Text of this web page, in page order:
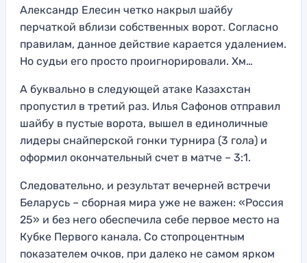
Александр Елесин четко накрыл шайбу
перчаткой вблизи собственных ворот. Согласно
правилам, данное действие карается удалением.
Но судьи его просто проигнорировали. Хм…
А буквально в следующей атаке Казахстан
пропустил в третий раз. Илья Сафонов отправил
шайбу в пустые ворота, вышел в единоличные
лидеры снайперской гонки турнира (3 гола) и
оформил окончательный счет в матче – 3:1.
Следовательно, и результат вечерней встречи
Беларусь – сборная мира уже не важен: «Россия
25» и без него обеспечила себе первое место на
Кубке Первого канала. Со стопроцентным
показателем очков, при далеко не самом ярком